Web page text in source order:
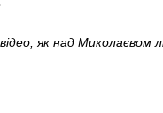
як над Миколаєвом